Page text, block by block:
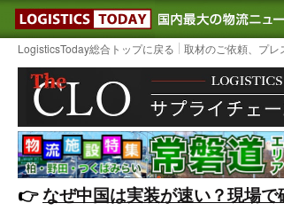
LOGISTICS
LogisticsToday総合トップに戻る 取材のご依頼、プ
👉️なぜ中国は実装が速い？現場